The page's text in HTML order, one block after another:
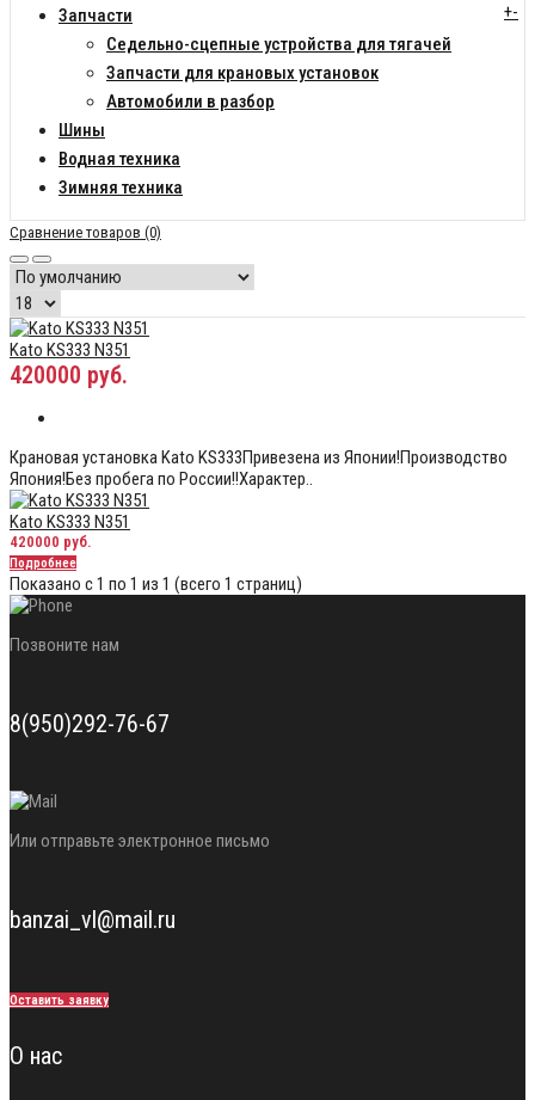
Запчасти
+-
Седельно-сцепные устройства для тягачей
Запчасти для крановых установок
Автомобили в разбор
Шины
Водная техника
Зимняя техника
Сравнение товаров (0)
Kato KS333 N351
420000 руб.
Крановая установка Kato KS333Привезена из Японии!Производство
Япония!Без пробега по России!!Характер..
Kato KS333 N351
420000 руб.
Подробнее
Показано с 1 по 1 из 1 (всего 1 страниц)
Позвоните нам
8(950)292-76-67
Или отправьте электронное письмо
banzai_vl@mail.ru
Оставить заявку
О нас